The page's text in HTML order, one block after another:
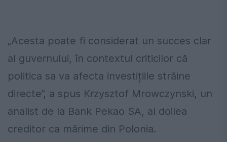
„Acesta poate fi considerat un succes clar
al guvernului, în contextul criticilor că
politica sa va afecta investițiile străine
directe”, a spus Krzysztof Mrowczynski, un
analist de la Bank Pekao SA, al doilea
creditor ca mărime din Polonia.